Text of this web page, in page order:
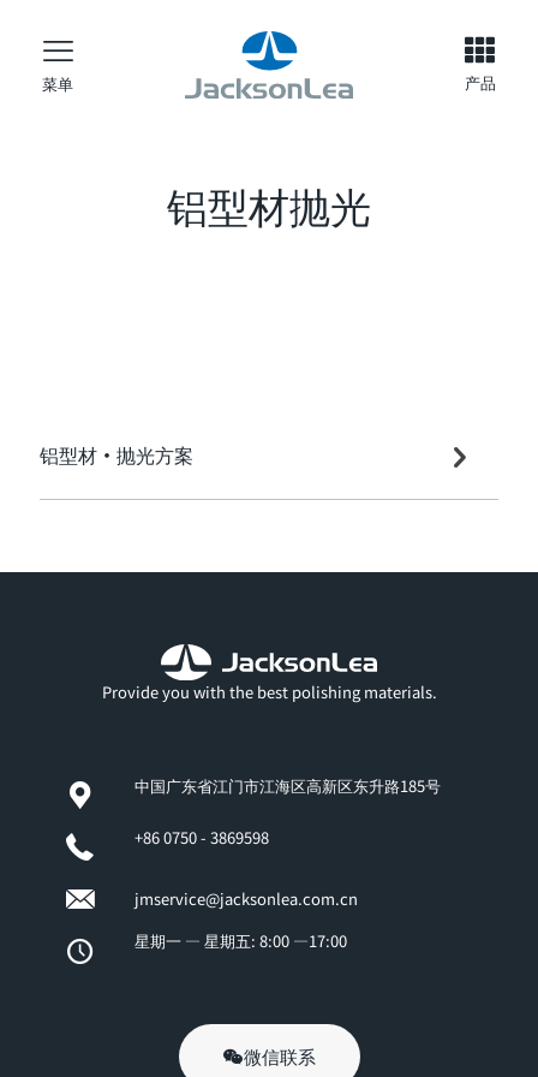
菜单 产品
铝型材抛光
铝型材•抛光方案
Provide you with the best polishing materials.
中国广东省江门市江海区高新区东升路185号
+86 0750 - 3869598
jmservice@jacksonlea.com.cn
星期一 — 星期五: 8:00 —17:00
微信联系